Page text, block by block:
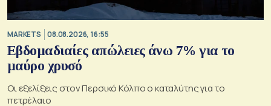
MARKETS 08.08.2026, 16:55
Εβδομαδιαίες απώλειες άνω 7% για το
μαύρο χρυσό
Οι εξελίξεις στον Περσικό Κόλπο ο καταλύτης για το
πετρέλαιο